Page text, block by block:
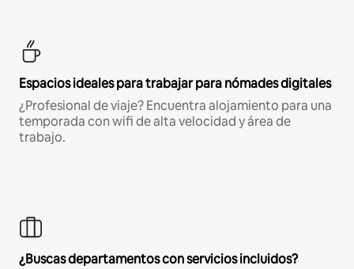
Espacios ideales para trabajar para nómades digitales
¿Profesional de viaje? Encuentra alojamiento para una
temporada con wifi de alta velocidad y área de
trabajo.
¿Buscas departamentos con servicios incluidos?